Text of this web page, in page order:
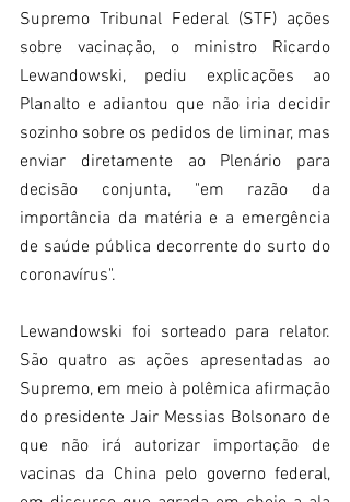
Supremo Tribunal Federal (STF) ações
sobre vacinação, o ministro Ricardo
Lewandowski, pediu explicações ao
Planalto e adiantou que não iria decidir
sozinho sobre os pedidos de liminar, mas
enviar diretamente ao Plenário para
decisão conjunta, "em razão da
importância da matéria e a emergência
de saúde pública decorrente do surto do
coronavírus".
Lewandowski foi sorteado para relator.
São quatro as ações apresentadas ao
Supremo, em meio à polêmica afirmação
do presidente Jair Messias Bolsonaro de
que não irá autorizar importação de
vacinas da China pelo governo federal,